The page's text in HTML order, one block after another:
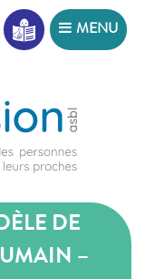
MENU
DE
–